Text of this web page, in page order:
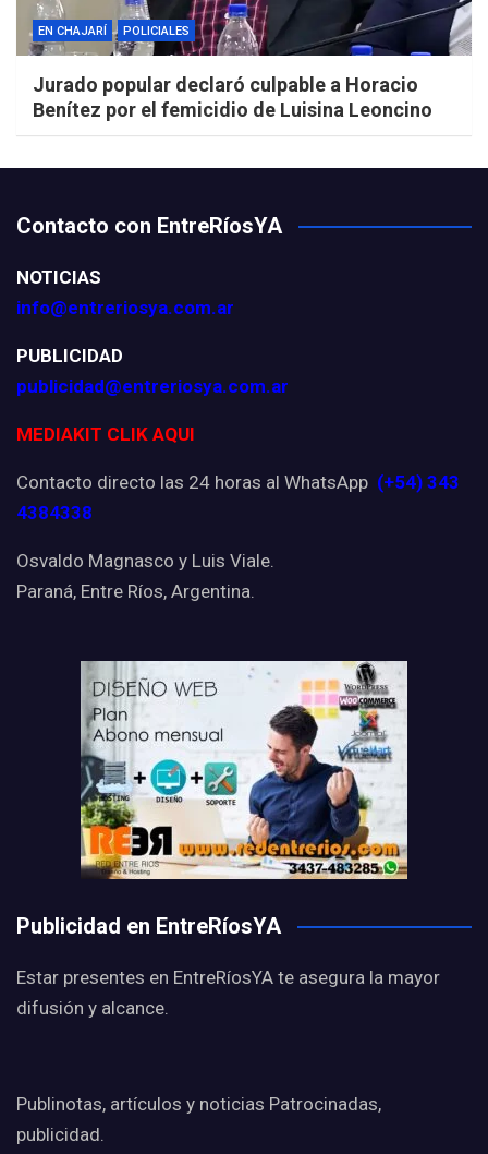
EN CHAJARÍ POLICIALES
Jurado popular declaró culpable a Horacio
Benítez por el femicidio de Luisina Leoncino
Contacto con EntreRíosYA
NOTICIAS
info@entreriosya.com.ar
PUBLICIDAD
publicidad@entreriosya.com.ar
MEDIAKIT CLIK AQUI
Contacto directo las 24 horas al WhatsApp (+54) 343
4384338
Osvaldo Magnasco y Luis Viale.
Paraná, Entre Ríos, Argentina.
Publicidad en EntreRíosYA
Estar presentes en EntreRíosYA te asegura la mayor
difusión y alcance.
Publinotas, artículos y noticias Patrocinadas,
publicidad.